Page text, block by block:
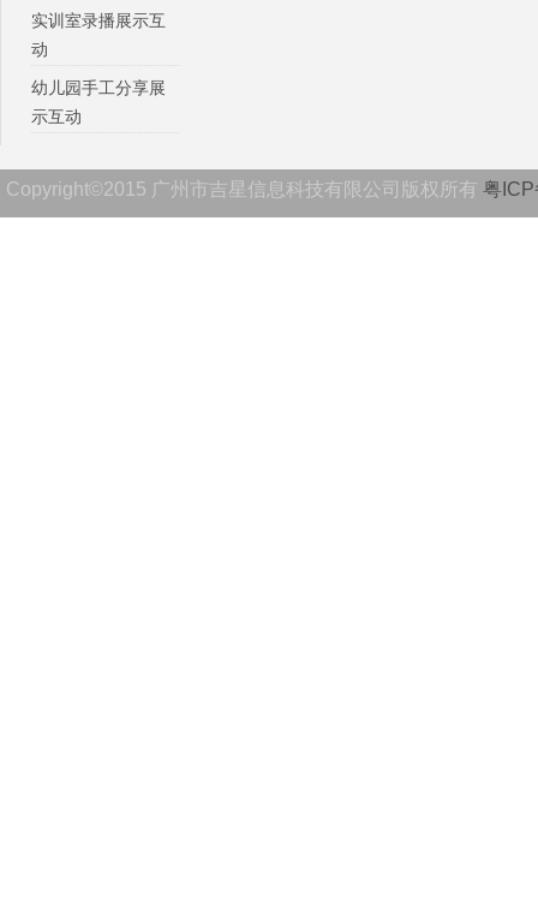
实训室录播展示互
动
幼儿园手工分享展
示互动
Copyright©2015 广州市吉星信息科技有限公司版权所有 粤